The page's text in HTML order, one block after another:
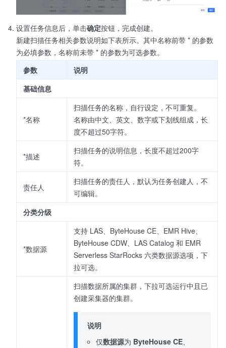
设置任务信息后，单击确定按钮，完成创建。
新建扫描任务相关参数说明如下表所示。其中名称前带 * 的参数
为必填参数，名称前未带 * 的参数为可选参数。
参数
说明
基础信息
*名称
扫描任务的名称，自行设定，不可重复。
名称由中文、英文、数字或下划线组成，长
度不超过50字符。
*描述
扫描任务的说明信息，长度不超过200字
符。
责任人
扫描任务的责任人，默认为任务创建人，不
可编辑。
分类分级
*数据源
支持 LAS、ByteHouse CE、EMR Hive、
ByteHouse CDW、LAS Catalog 和 EMR
Serverless StarRocks 六类数据源选项，下
拉可选。
扫描数据所属的集群，下拉可选运行中且已
创建采集器的集群。
说明
仅数据源为 ByteHouse CE、